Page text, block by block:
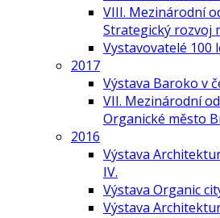
VIII. Mezinárodní
Strategický rozvoj
Vystavovatelé 100
2017
Výstava Baroko v
VII. Mezinárodní
Organické město
2016
Výstava
IV.
Výstava Organic
Výstava